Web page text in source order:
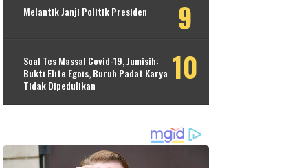
Melantik Janji Politik Presiden
Soal Tes Massal Covid-19, Jumisih:
Bukti Elite Egois, Buruh Padat Karya
Tidak Dipedulikan